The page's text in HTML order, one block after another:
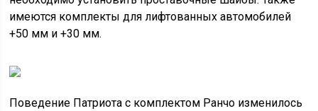
имеются комплекты для лифтованных автомобилей
+50 мм и +30 мм.
Поведение Патриота с комплектом Ранчо изменилось